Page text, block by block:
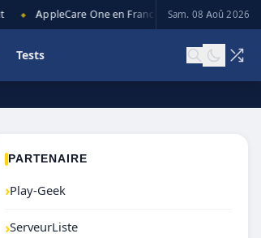
AppleCare One en France : prix, couverture et
Sam. 08 Aoû 2026
Tests
PARTENAIRE
›Play-Geek
›ServeurListe